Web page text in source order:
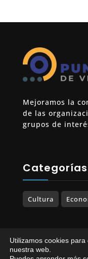
Mejoramos la
de las
grupos de
Categorías
Cultura
© 2023-2025
Utilizamos cookies
nuestra web.